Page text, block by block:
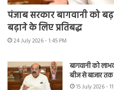
पंजाब सरकार बागवानी को
बढ़ाने के लिए प्रतिबद्ध
24 July 2026 - 1:45 PM
बागवानी को
बीज से बाजार तक
15 July 2026 -